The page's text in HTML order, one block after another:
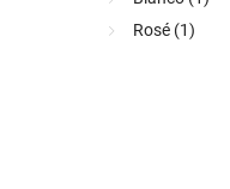
Rosé (1)